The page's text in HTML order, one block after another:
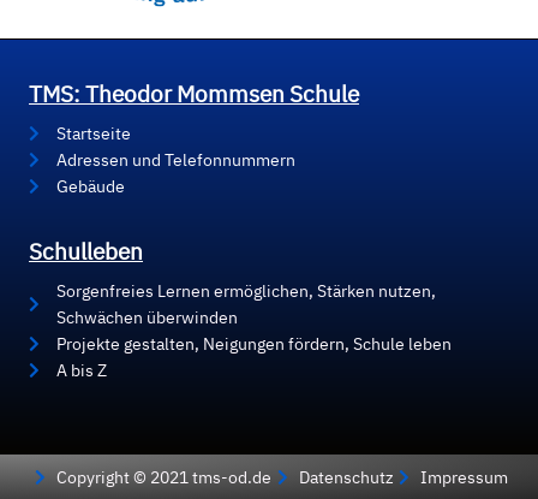
TMS: Theodor Mommsen Schule
Startseite
Adressen und Telefonnummern
Gebäude
Schulleben
Sorgenfreies Lernen ermöglichen, Stärken nutzen,
Schwächen überwinden
Projekte gestalten, Neigungen fördern, Schule leben
A bis Z
Copyright © 2021 tms-od.de Datenschutz Impressum